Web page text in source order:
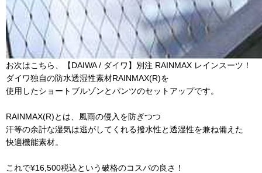
お次はこちら、【DAIWA / ダイワ】別注 RAINMAX レインスーツ！
ダイワ独自の防水透湿性素材RAINMAX(R)を
使用したショートブルゾンとパンツのセットアップです。
RAINMAX(R)とは、風雨の侵入を防ぎつつ
汗等の余計な湿気は逃がしてくれる撥水性と透湿性を兼ね備えた
快適機能素材。
これで¥16,500税込という破格のコスパの良さ！